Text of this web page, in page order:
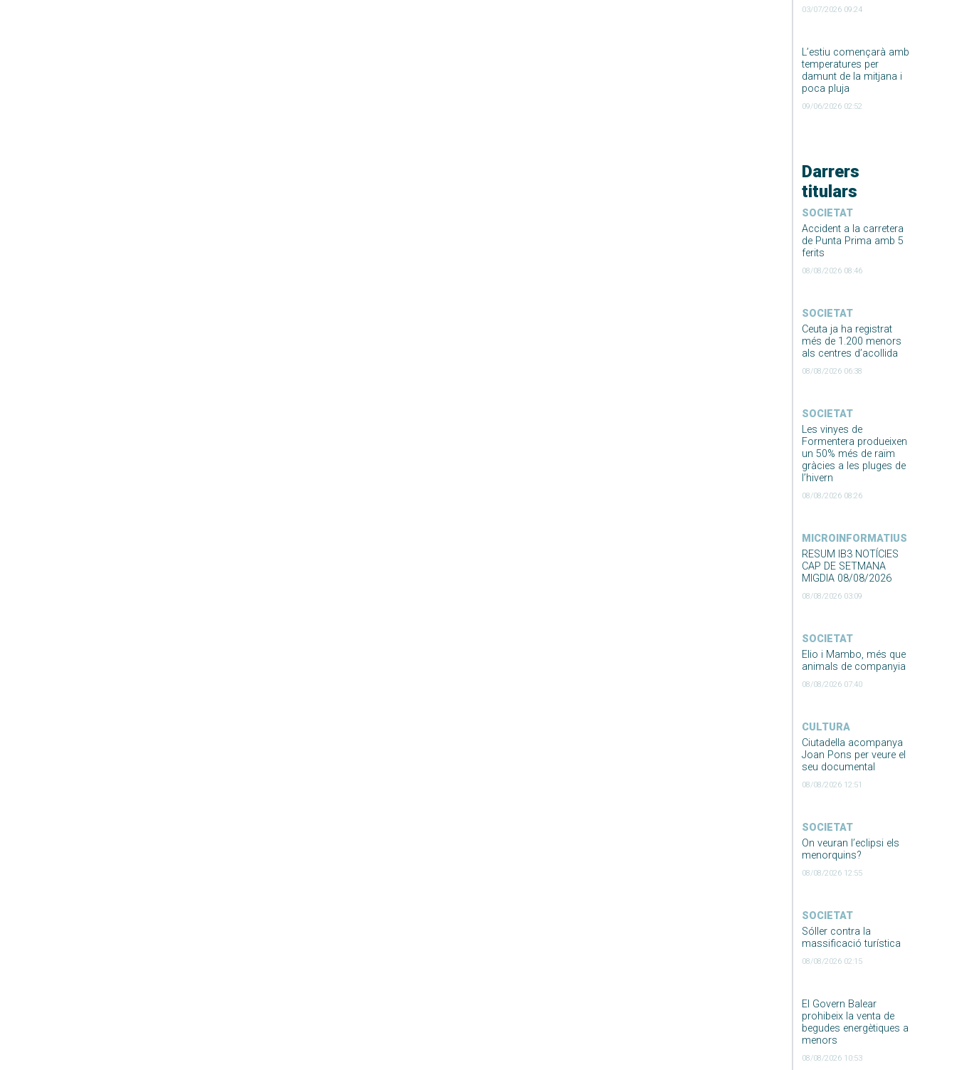
03/07/2026 09:24
L’estiu començarà amb
temperatures per
damunt de la mitjana i
poca pluja
09/06/2026 02:52
Darrers
titulars
SOCIETAT
Accident a la carretera
de Punta Prima amb 5
ferits
08/08/2026 08:46
SOCIETAT
Ceuta ja ha registrat
més de 1.200 menors
als centres d’acollida
08/08/2026 06:38
SOCIETAT
Les vinyes de
Formentera produeixen
un 50% més de raïm
gràcies a les pluges de
l’hivern
08/08/2026 08:26
MICROINFORMATIUS
RESUM IB3 NOTÍCIES
CAP DE SETMANA
MIGDIA 08/08/2026
08/08/2026 03:09
SOCIETAT
Elio i Mambo, més que
animals de companyia
08/08/2026 07:40
CULTURA
Ciutadella acompanya
Joan Pons per veure el
seu documental
08/08/2026 12:51
SOCIETAT
On veuran l’eclipsi els
menorquins?
08/08/2026 12:55
SOCIETAT
Sóller contra la
massificació turística
08/08/2026 02:15
El Govern Balear
prohibeix la venta de
begudes energètiques a
menors
08/08/2026 10:53